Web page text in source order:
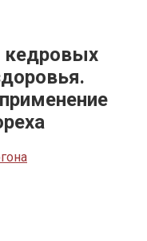
кедровых